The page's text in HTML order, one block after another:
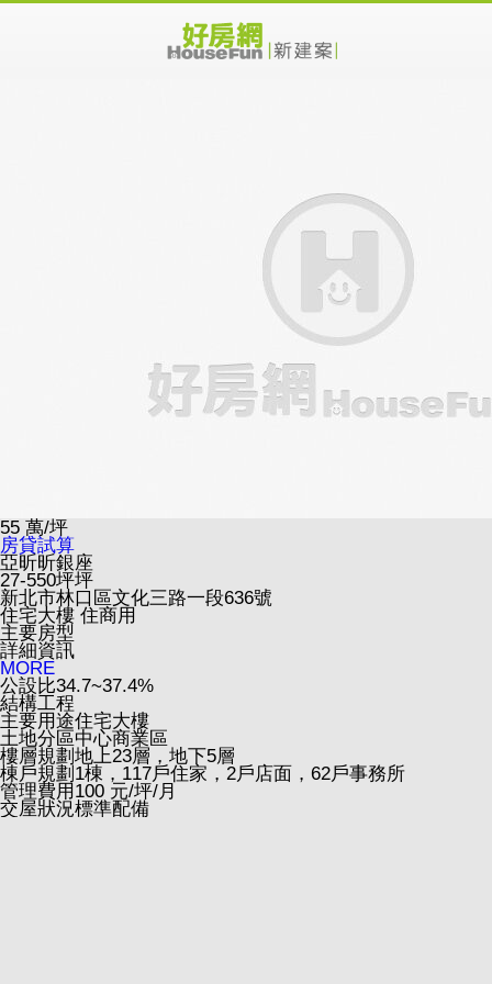
55 萬/坪
房貸試算
亞昕昕銀座
27-550坪坪
新北市林口區文化三路一段636號
住宅大樓 住商用
主要房型
詳細資訊
MORE
公設比34.7~37.4%
結構工程
主要用途住宅大樓
土地分區中心商業區
樓層規劃 地上23層，地下5層
棟戶規劃 1棟，117戶住家，2戶店面，62戶事務所
管理費用 100 元/坪/月
交屋狀況標準配備